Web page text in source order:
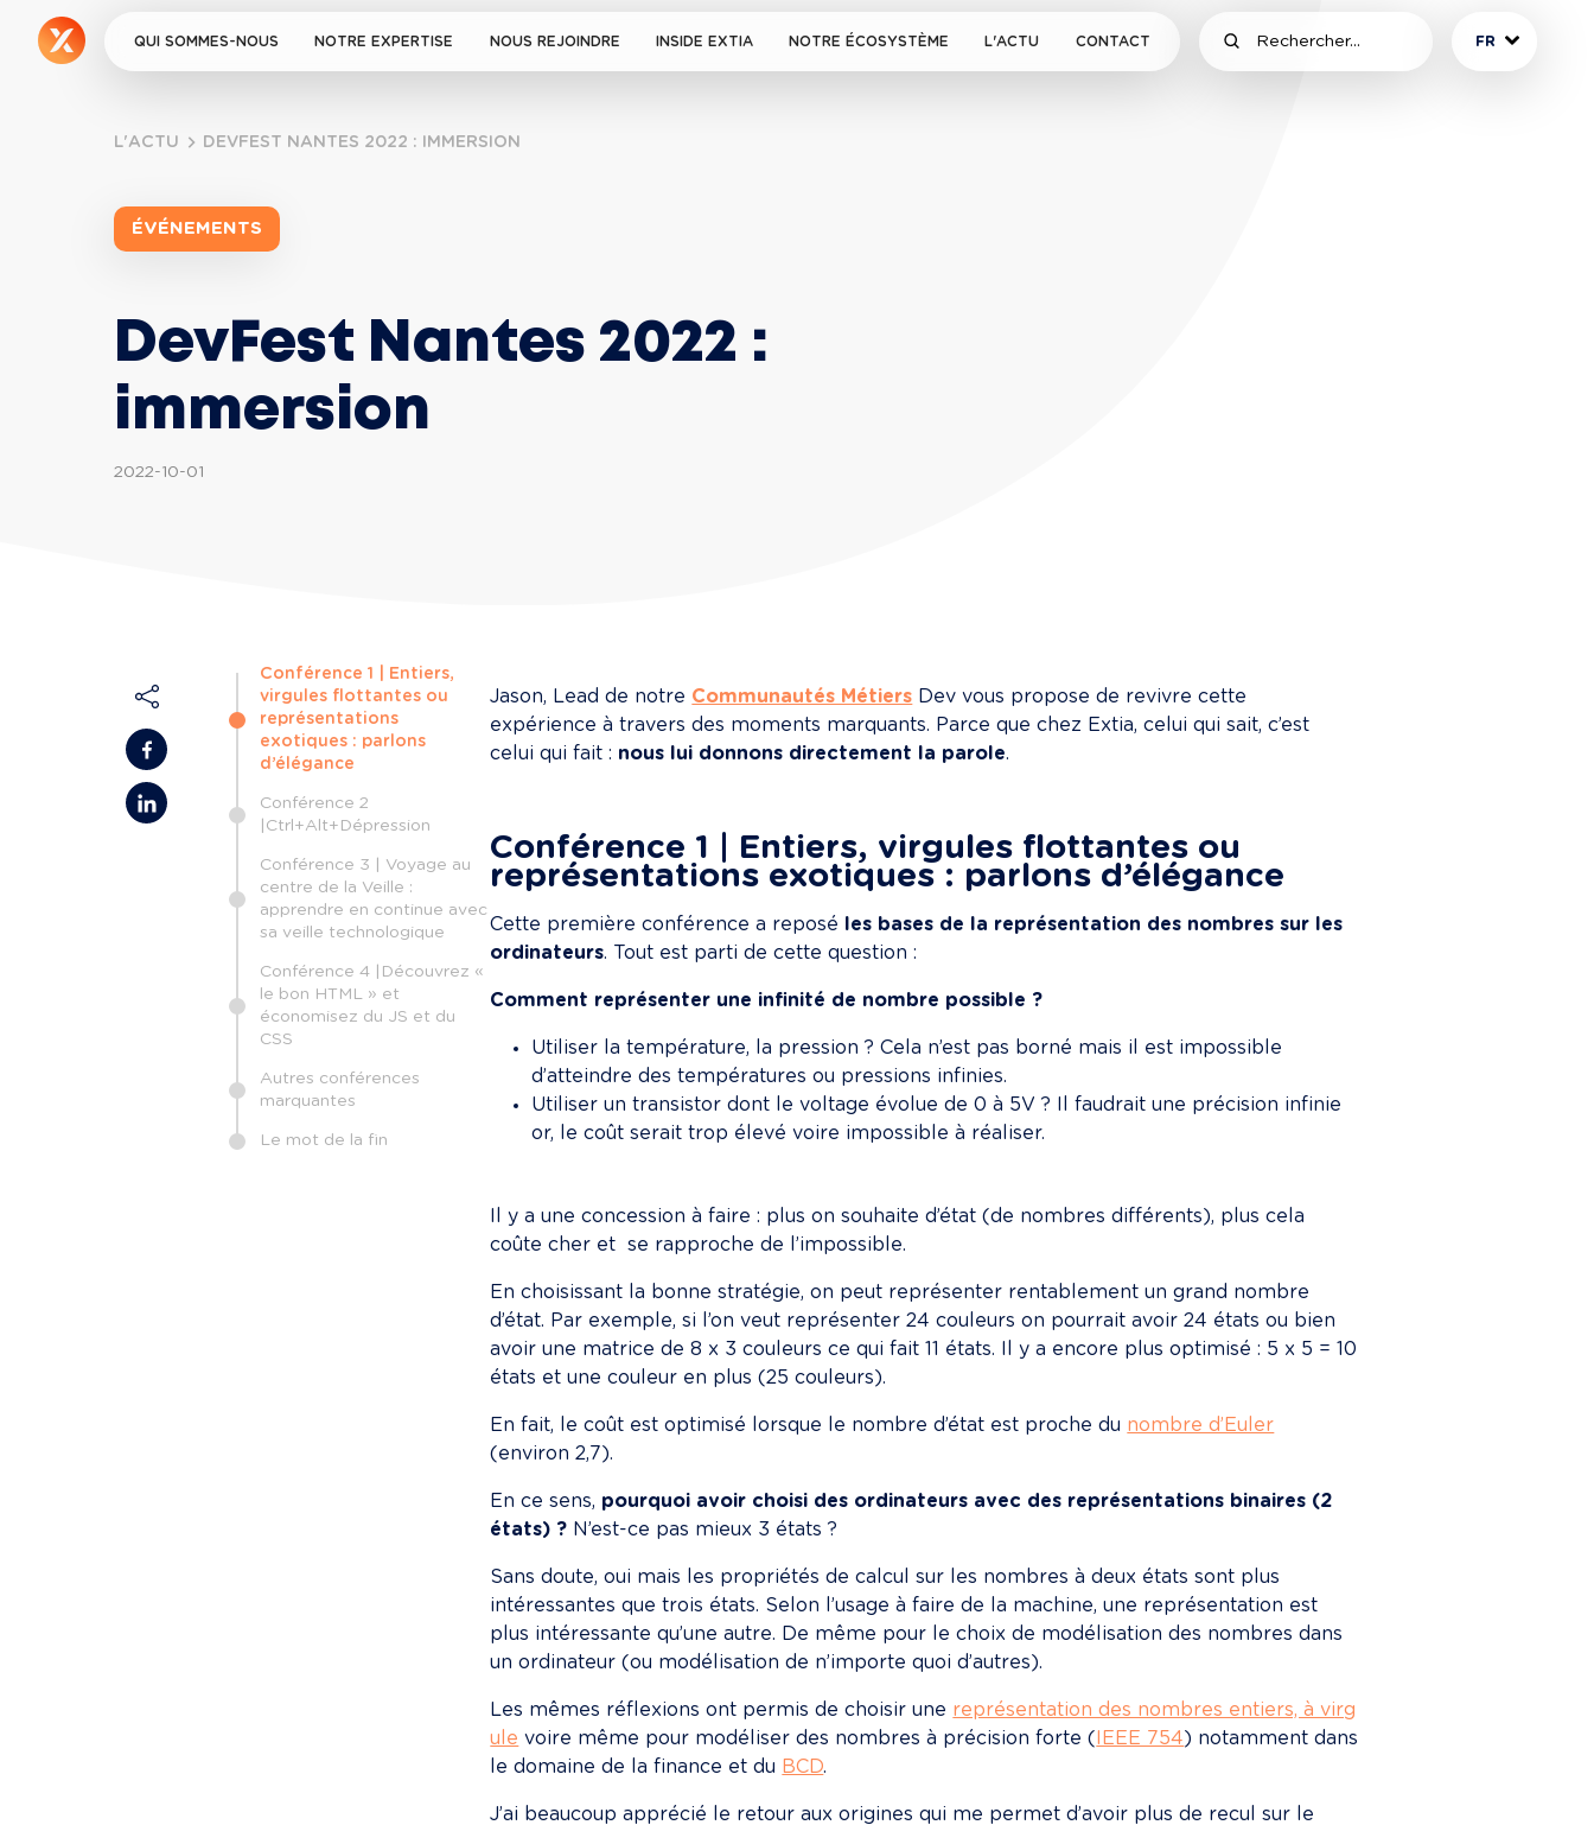
QUI SOMMES-NOUS NOTRE EXPERTISE NOUS REJOINDRE INSIDE EXTIA NOTRE ÉCOSYSTÈME L'ACTU CONTACT FR
L'ACTU DEVFEST NANTES 2022 : IMMERSION
ÉVÉNEMENTS
DevFest Nantes 2022 :
immersion
2022-10-01
Conférence 1 | Entiers,
virgules flottantes ou
représentations
exotiques : parlons
d’élégance
Conférence 2
|Ctrl+Alt+Dépression
Conférence 3 | Voyage au
centre de la Veille :
apprendre en continue avec
sa veille technologique
Conférence 4 |Découvrez «
le bon HTML » et
économisez du JS et du
CSS
Autres conférences
marquantes
Le mot de la fin
Jason, Lead de notre Communautés Métiers Dev vous propose de revivre cette
expérience à travers des moments marquants. Parce que chez Extia, celui qui sait, c’est
celui qui fait : nous lui donnons directement la parole.
Conférence 1 | Entiers, virgules flottantes ou
représentations exotiques : parlons d’élégance
Cette première conférence a reposé
les bases de la représentation des nombres sur les
ordinateurs. Tout est parti de cette question :
Comment représenter une infinité de nombre possible ?
Utiliser la température, la pression ? Cela n’est pas borné mais il est impossible
d’atteindre des températures ou pressions infinies.
Utiliser un transistor dont le voltage évolue de 0 à 5V ? Il faudrait une précision infinie
or, le coût serait trop élevé voire impossible à réaliser.
Il y a une concession à faire : plus on souhaite d’état (de nombres différents), plus cela
coûte cher et  se rapproche de l’impossible.
En choisissant la bonne stratégie, on peut représenter rentablement un grand nombre
d’état. Par exemple, si l’on veut représenter 24 couleurs on pourrait avoir 24 états ou bien
avoir une matrice de 8 x 3 couleurs ce qui fait 11 états. Il y a encore plus optimisé : 5 x 5 = 10
états et une couleur en plus (25 couleurs).
En fait, le coût est optimisé lorsque le nombre d’état est proche du nombre d’Euler
(environ 2,7).
En ce sens, pourquoi avoir choisi des ordinateurs avec des représentations binaires (2
états) ? N’est-ce pas mieux 3 états ?
Sans doute, oui mais les propriétés de calcul sur les nombres à deux états sont plus
intéressantes que trois états. Selon l’usage à faire de la machine, une représentation est
plus intéressante qu’une autre. De même pour le choix de modélisation des nombres dans
un ordinateur (ou modélisation de n’importe quoi d’autres).
Les mêmes réflexions ont permis de choisir une représentation des nombres entiers, à virg
ule voire même pour modéliser des nombres à précision forte ( IEEE 754) notamment dans
le domaine de la finance et du BCD.
J’ai beaucoup apprécié le retour aux origines qui me permet d’avoir plus de recul sur le